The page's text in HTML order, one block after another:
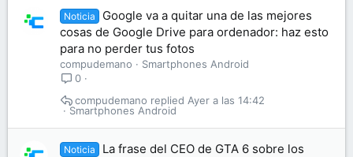
Noticia
Google va a quitar una de las mejores
cosas de Google Drive para ordenador: haz esto
para no perder tus fotos
compudemano
Smartphones Android
0
Smartphones Android
Ayer a las 14:42
compudemano
Noticia
La frase del CEO de GTA 6 sobre los